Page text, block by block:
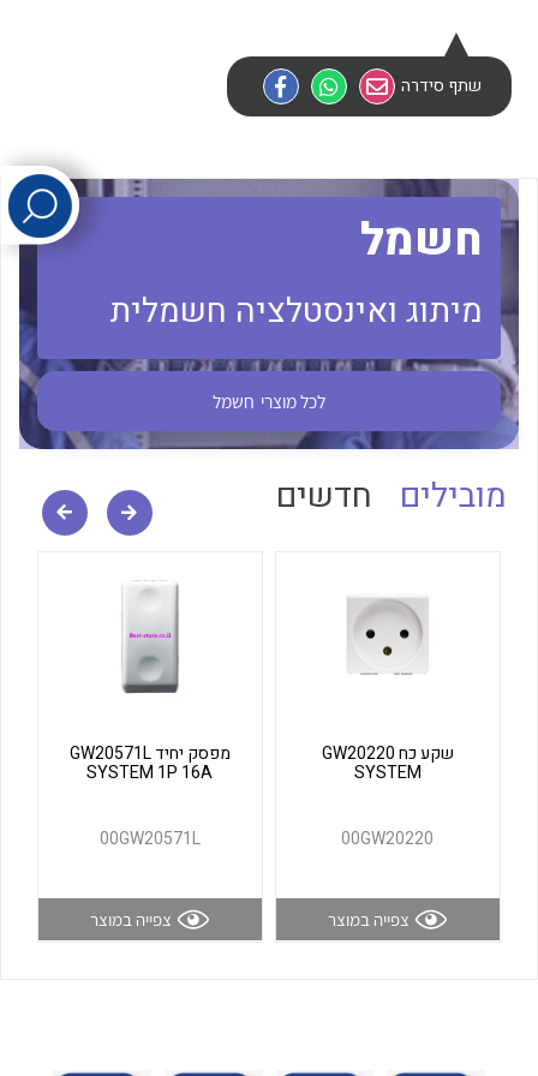
לכל מוצרי היצרן
לכל מוצרי היצרן לכל מוצרי היצרן
לכל מוצרי היצרן לכל מוצרי היצרן
שתף סידרה
חשמל
מיתוג ואינסטלציה חשמלית
לכל מוצרי חשמל
מובילים חדשים
שקע כח GW20220
SYSTEM
00GW20220
צפייה במוצר
מפסק יחיד GW20571L
SYSTEM 1P 16A
00GW20571L
צפייה במוצר